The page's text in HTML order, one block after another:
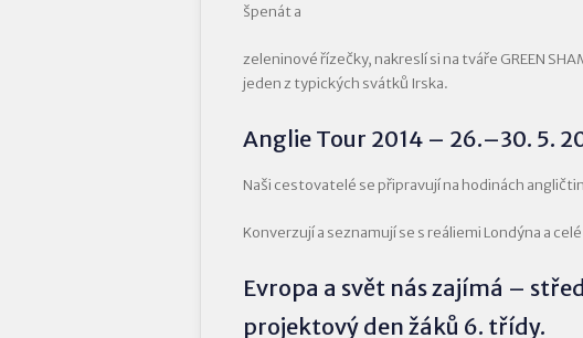
špenát a
zeleninové řízečky, nakreslí si na tváře GREEN
jeden z typických svátků Irska.
Anglie Tour 2014 – 26.–30. 5.
Naši cestovatelé se připravují na hodinách
Konverzují a seznamují se s reáliemi Londýna a
Evropa a svět nás zajímá –
projektový den žáků 6. třídy.